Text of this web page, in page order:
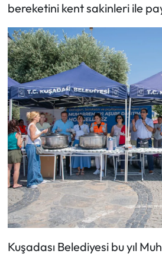
bereketini kent sakinleri ile
Kuşadası Belediyesi bu yıl